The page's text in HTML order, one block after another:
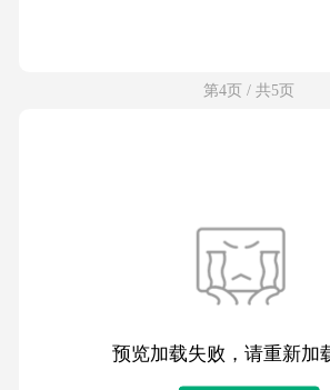
第4页 / 共5页
预览加载失败，请重新加